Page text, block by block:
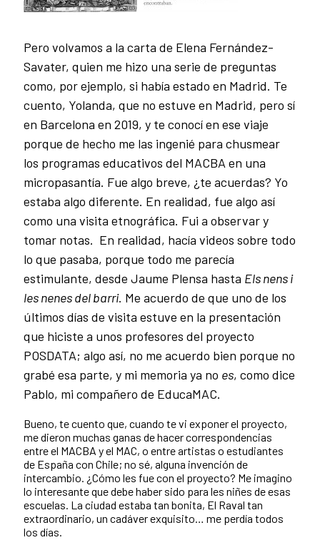
Pero volvamos a la carta de Elena Fernández-
Savater, quien me hizo una serie de preguntas
como, por ejemplo, si había estado en Madrid. Te
cuento, Yolanda, que no estuve en Madrid, pero sí
en Barcelona en 2019, y te conocí en ese viaje
porque de hecho me las ingenié para chusmear
los programas educativos del MACBA en una
micropasantía. Fue algo breve, ¿te acuerdas? Yo
estaba algo diferente. En realidad, fue algo así
como una visita etnográfica. Fui a observar y
tomar notas. En realidad, hacía videos sobre todo
lo que pasaba, porque todo me parecía
estimulante, desde Jaume Plensa hasta Els nens i
les nenes del barri. Me acuerdo de que uno de los
últimos días de visita estuve en la presentación
que hiciste a unos profesores del proyecto
POSDATA; algo así, no me acuerdo bien porque no
grabé esa parte, y mi memoria ya no es, como dice
Pablo, mi compañero de EducaMAC.
Bueno, te cuento que, cuando te vi exponer el proyecto,
me dieron muchas ganas de hacer correspondencias
entre el MACBA y el MAC, o entre artistas o estudiantes
de España con Chile; no sé, alguna invención de
intercambio. ¿Cómo les fue con el proyecto? Me imagino
lo interesante que debe haber sido para les niñes de esas
escuelas. La ciudad estaba tan bonita, El Raval tan
extraordinario, un cadáver exquisito… me perdía todos
los días.